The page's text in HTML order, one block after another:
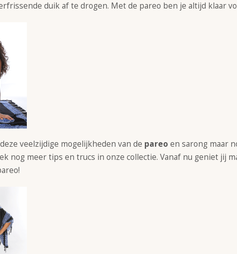
duik af te drogen. Met de pareo ben je altijd klaar
veelzijdige mogelijkheden van de pareo en sarong maar
nog meer tips en trucs in onze collectie. Vanaf nu geniet jij